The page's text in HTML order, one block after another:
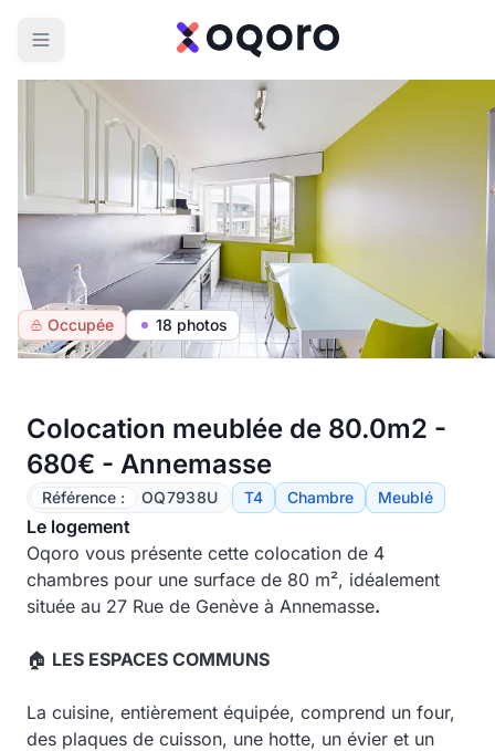
Occupée 18 photos
Colocation meublée de 80.0m2 -
680€ - Annemasse
Référence : OQ7938U T4 Chambre Meublé
Le logement
Oqoro vous présente cette colocation de 4
chambres pour une surface de 80 m², idéalement
située au 27 Rue de Genève à Annemasse.
🏠 LES ESPACES COMMUNS
La cuisine, entièrement équipée, comprend un four,
des plaques de cuisson, une hotte, un évier et un